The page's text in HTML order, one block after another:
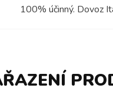
100% účinný. Dovoz